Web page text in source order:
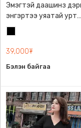
Эмэгтэй даашинз
энгэртээ уяатай урт
ханцуйтай , дэрвэгэр
хормойтой
39,000₮
Бэлэн байгаа